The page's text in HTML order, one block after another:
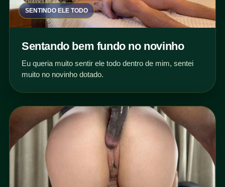
SENTINDO ELE TODO
Sentando bem fundo no novinho
Eu queria muito sentir ele todo dentro de mim, sentei
muito no novinho dotado.